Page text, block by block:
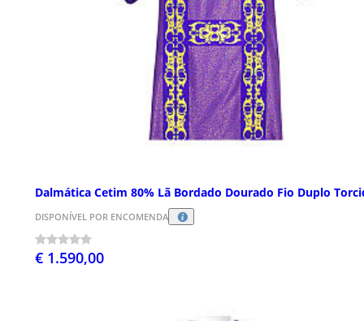
Dalmática Cetim 80% Lã Bordado Dourado Fio Duplo
DISPONÍVEL POR ENCOMENDA
€ 1.590,00